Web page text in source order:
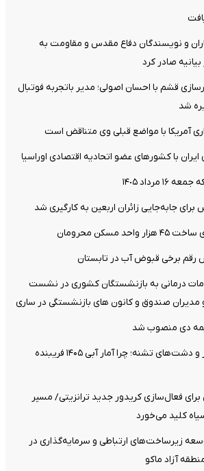
و نویسندگان دفاع مقدس و مقاومت به
صادر کرد
قشم با احسان اصولی؛ مدیر باتجربه فوتبال
شد
آمریکا با مواضع قبلی وی متناقض است
ایران با کشورهای عضو اتحادیه اقتصادی اوراسیا
مرداد ١۴٠۵
مسکن محرومان
رقم برخی قبوض آب در تابستان
درمانی به بازنشستگان کشوری در نشست
مدیران صندوق و کانون های بازنشستگی در ساری
دی منصوب شد
پارادوکس سدهای پر و دشت‌های تشنه؛ چرا آمار آبی ۱۴۰۵ فریبنده
برای فعال‌سازی کریدور جدید ترانزیتی/ مسیر
کلید می‌خورد
زیرساخت‌های ارتباطی و سرمایه‌گذاری در
آزاد ماکو